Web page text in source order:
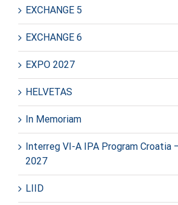
EXCHANGE 5
EXCHANGE 6
EXPO 2027
HELVETAS
In Memoriam
Interreg VI-A IPA Program Croatia
2027
LIID